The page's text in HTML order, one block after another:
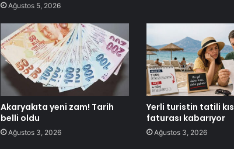
Ağustos 5, 2026
Akaryakıta yeni zam! Tarih
belli oldu
Ağustos 3, 2026
Yerli turistin tatili
faturası kabarıyor
Ağustos 3, 2026